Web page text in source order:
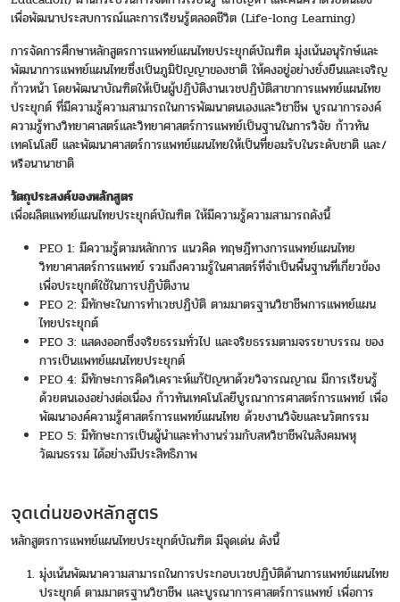
เพื่อพัฒนาประสบการณ์และการเรียนรู้ตลอดชีวิต (Life-long Learning)
การจัดการศึกษาหลักสูตรการแพทย์แผนไทยประยุกต์บัณฑิต มุ่งเน้นอนุรักษ์และ
พัฒนาการแพทย์แผนไทยซึ่งเป็นภูมิปัญญาของชาติ ให้คงอยู่อย่างยั่งยืนและเจริญ
ก้าวหน้า โดยพัฒนาบัณฑิตให้เป็นผู้ปฏิบัติงานเวชปฏิบัติสาขาการแพทย์แผนไทย
ประยุกต์ ที่มีความรู้ความสามารถในการพัฒนาตนเองและวิชาชีพ บูรณาการองค์
ความรู้ทางวิทยาศาสตร์และวิทยาศาสตร์การแพทย์เป็นฐานในการวิจัย ก้าวทัน
เทคโนโลยี และพัฒนาศาสตร์การแพทย์แผนไทยให้เป็นที่ยอมรับในระดับชาติ และ/
หรือนานาชาติ
วัตถุประสงค์ของหลักสูตร
เพื่อผลิตแพทย์แผนไทยประยุกต์บัณฑิต ให้มีความรู้ความสามารถดังนี้
PEO 1: มีความรู้ตามหลักการ แนวคิด ทฤษฎีทางการแพทย์แผนไทย
วิทยาศาสตร์การแพทย์ รวมถึงความรู้ในศาสตร์ที่จำเป็นพื้นฐานที่เกี่ยวข้อง
เพื่อประยุกต์ใช้ในการปฏิบัติงาน
PEO 2: มีทักษะในการทำเวชปฏิบัติ ตามมาตรฐานวิชาชีพการแพทย์แผน
ไทยประยุกต์
PEO 3: แสดงออกซึ่งจริยธรรมทั่วไป และจริยธรรมตามจรรยาบรรณ ของ
การเป็นแพทย์แผนไทยประยุกต์
PEO 4: มีทักษะการคิดวิเคราะห์แก้ปัญหาด้วยวิจารณญาณ มีการเรียนรู้
ด้วยตนเองอย่างต่อเนื่อง ก้าวทันเทคโนโลยีบูรณาการศาสตร์การแพทย์ เพื่อ
พัฒนาองค์ความรู้ศาสตร์การแพทย์แผนไทย ด้วยงานวิจัยและนวัตกรรม
PEO 5: มีทักษะการเป็นผู้นำและทำงานร่วมกับสหวิชาชีพในสังคมพหุ
วัฒนธรรม ได้อย่างมีประสิทธิภาพ
จุดเด่นของหลักสูตร
หลักสูตรการแพทย์แผนไทยประยุกต์บัณฑิต มีจุดเด่น ดังนี้
มุ่งเน้นพัฒนาความสามารถในการประกอบเวชปฏิบัติด้านการแพทย์แผนไทย
ประยุกต์ ตามมาตรฐานวิชาชีพ และบูรณาการศาสตร์การแพทย์ เพื่อการ